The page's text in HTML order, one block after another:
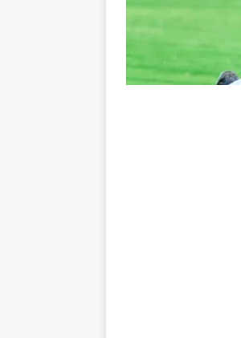
[ 6
[ 6